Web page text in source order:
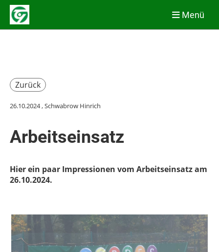
Menü
Zurück
26.10.2024, Schwabrow Hinrich
Arbeitseinsatz
Hier ein paar Impressionen vom Arbeitseinsatz am
26.10.2024.